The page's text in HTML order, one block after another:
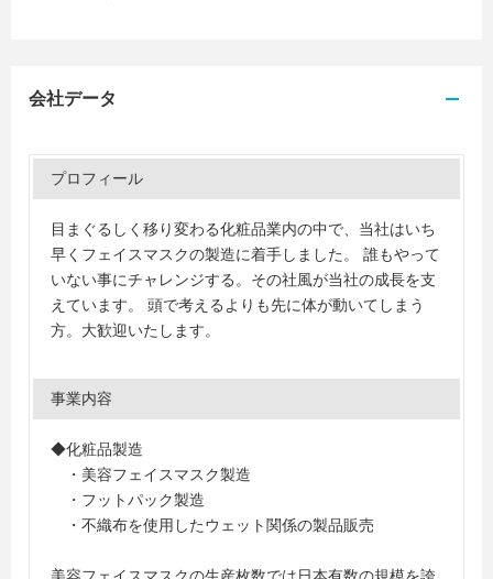
会社データ
プロフィール
目まぐるしく移り変わる化粧品業内の中で、当社はいち
早くフェイスマスクの製造に着手しました。 誰もやって
いない事にチャレンジする。その社風が当社の成長を支
えています。 頭で考えるよりも先に体が動いてしまう
方。大歓迎いたします。
事業内容
◆化粧品製造
・美容フェイスマスク製造
・フットパック製造
・不織布を使用したウェット関係の製品販売